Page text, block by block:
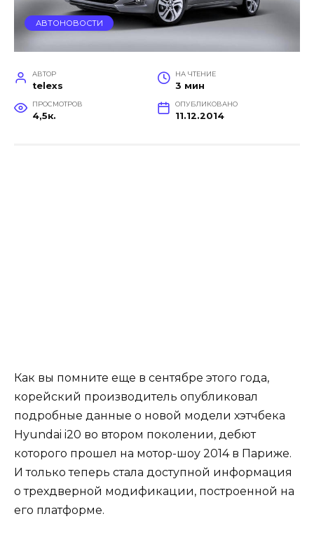
АВТОНОВОСТИ
АВТОР
telexs
НА ЧТЕНИЕ
3 мин
ПРОСМОТРОВ
4,5к.
ОПУБЛИКОВАНО
11.12.2014
Как вы помните еще в сентябре этого года,
корейский производитель опубликовал
подробные данные о новой модели хэтчбека
Hyundai i20 во втором поколении, дебют
которого прошел на мотор-шоу 2014 в Париже.
И только теперь стала доступной информация
о трехдверной модификации, построенной на
его платформе.